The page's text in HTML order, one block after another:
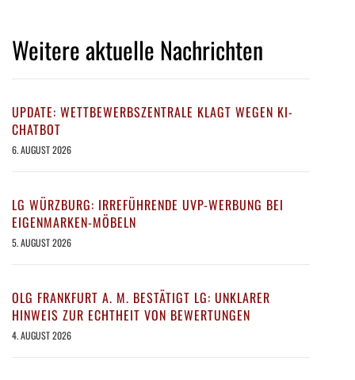
Weitere aktuelle Nachrichten
UPDATE: WETTBEWERBSZENTRALE KLAGT WEGEN KI-
CHATBOT
6. AUGUST 2026
LG WÜRZBURG: IRREFÜHRENDE UVP-WERBUNG BEI
EIGENMARKEN-MÖBELN
5. AUGUST 2026
OLG FRANKFURT A. M. BESTÄTIGT LG: UNKLARER
HINWEIS ZUR ECHTHEIT VON BEWERTUNGEN
4. AUGUST 2026